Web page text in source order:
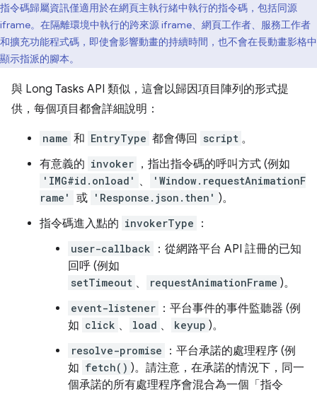
指令碼歸屬資訊僅適用於在網頁主執行緒中執行的指令碼，包括同源
iframe。在隔離環境中執行的跨來源 iframe、網頁工作者、服務工作者
和擴充功能程式碼，即使會影響動畫的持續時間，也不會在長動畫影格中
顯示指派的腳本。
與 Long Tasks API 類似，這會以歸因項目陣列的形式提
供，每個項目都會詳細說明：
name 和 EntryType 都會傳回 script 。
有意義的 invoker ，指出指令碼的呼叫方式 (例如
'IMG#id.onload' 、
'Window.requestAnimationF
rame'
或 'Response.json.then' )。
指令碼進入點的 invokerType ：
user-callback
：從網路平台 API 註冊的已知
回呼 (例如
setTimeout 、 requestAnimationFrame )。
event-listener ：平台事件的事件監聽器 (例
如 click 、 load 、 keyup )。
resolve-promise
：平台承諾的處理程序 (例
如 fetch() )。請注意，在承諾的情況下，同一
個承諾的所有處理程序會混合為一個「指令